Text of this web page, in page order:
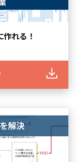
に作れる！